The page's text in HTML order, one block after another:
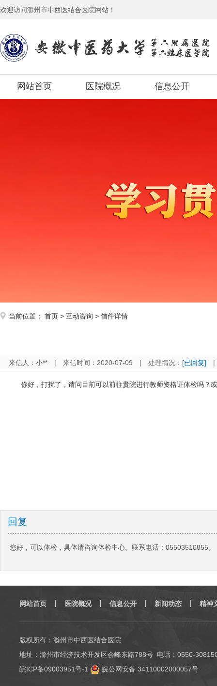
欢迎访问滁州市中西医结合医院网站！
网站首页 医院概况 信息公开
当前位置： 首页 > 互动咨询 > 信件详情
来信人：小** | 来信时间：2020-07-09 | 处理情况： [已回复] |
你好，打扰了，请问目前可以前往贵院进行教师资格证体检吗？
回复
您好，可以体检，具体请咨询体检中心。联系电话：05503510855。
网站首页 医院概况 信息公开 新闻动态 精神
版权所有：滁州市中西医结合医院
地址：滁州市经济技术开发区会峰东路788号 电话：0550-
皖ICP备09003951号-1
皖公网安备 34110002000057号